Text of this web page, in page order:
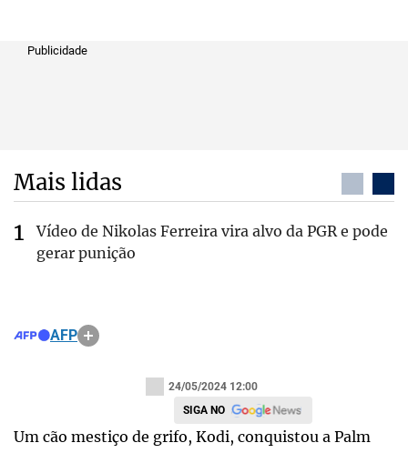
Publicidade
Mais lidas
Vídeo de Nikolas Ferreira vira alvo da PGR e pode
gerar punição
AFP
24/05/2024 12:00
SIGA NO
Um cão mestiço de grifo, Kodi, conquistou a Palm